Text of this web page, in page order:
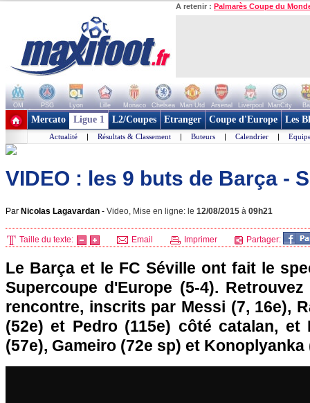
A retenir : Palmarès Coupe du
OM PSG Lyon Lille Monaco Chelsea Man Utd Arsenal Liverpool ManCity
+ de clubs
Mercato Ligue 1 L2/Coupes Etranger Coupe d'Europe Les
Actualité | Résultats & Classement | Buteurs | Calendrier |
VIDEO : les 9 buts de Barça -
Par Nicolas Lagavardan - Video, Mise en ligne: le 12/08/2015 à 09h21
Taille du texte: Email Imprimer Partager:
Le Barça et le FC Séville ont fait le
Supercoupe d'Europe (5-4).
rencontre, inscrits par Messi (7, 16e),
(52e) et Pedro (115e) côté catalan, et
(57e), Gameiro (72e sp) et